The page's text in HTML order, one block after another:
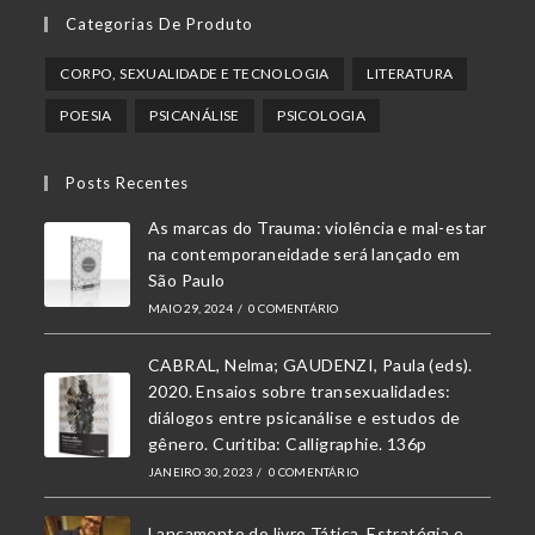
em
aba
em
aba
em
aba
Categorias De Produto
CORPO, SEXUALIDADE E TECNOLOGIA LITERATURA
POESIA PSICANÁLISE PSICOLOGIA
Posts Recentes
As marcas do Trauma: violência e mal-estar
na contemporaneidade será lançado em
São Paulo
MAIO 29, 2024 / 0 COMENTÁRIO
CABRAL, Nelma; GAUDENZI, Paula (eds).
2020. Ensaios sobre transexualidades:
diálogos entre psicanálise e estudos de
gênero. Curitiba: Calligraphie. 136p
JANEIRO 30, 2023 / 0 COMENTÁRIO